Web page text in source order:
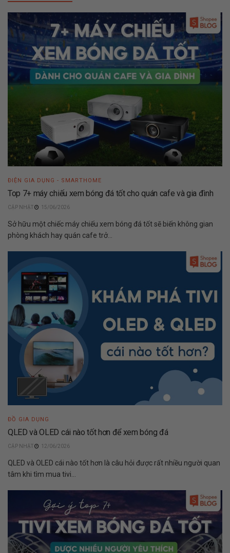
ĐIỆN GIA DỤNG - SMARTHOME
Top 7+ máy chiếu xem bóng đá tốt cho quán cafe và gia đình
15/06/2026
Sở hữu một chiếc máy chiếu xem bóng đá tốt sẽ biến không gian
phòng khách hay quán cafe trở...
ĐỒ GIA DỤNG
QLED và OLED cái nào tốt hơn để xem bóng đá
12/06/2026
QLED và OLED cái nào tốt hơn là câu hỏi được rất nhiều người quan
tâm khi tìm mua tivi...